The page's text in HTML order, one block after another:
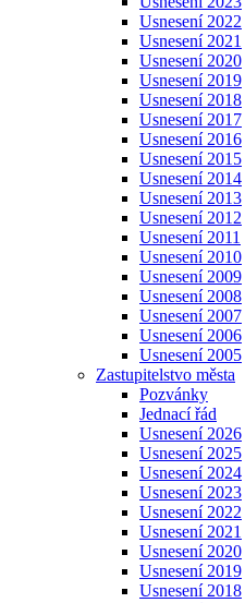
Usnesení 2022
Usnesení 2021
Usnesení 2020
Usnesení 2019
Usnesení 2018
Usnesení 2017
Usnesení 2016
Usnesení 2015
Usnesení 2014
Usnesení 2013
Usnesení 2012
Usnesení 2011
Usnesení 2010
Usnesení 2009
Usnesení 2008
Usnesení 2007
Usnesení 2006
Usnesení 2005
Zastupitelstvo města
Pozvánky
Jednací řád
Usnesení 2026
Usnesení 2025
Usnesení 2024
Usnesení 2023
Usnesení 2022
Usnesení 2021
Usnesení 2020
Usnesení 2019
Usnesení 2018